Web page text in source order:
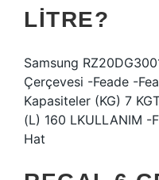
LITRE?
Samsung
Çerçevesi -Feade -
Kapasiteler (KG) 7
(L) 160 LKULLANIM -
Hat